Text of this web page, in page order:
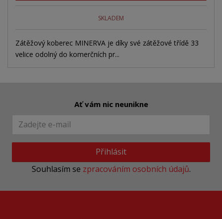
SKLADEM
Zátěžový koberec MINERVA je díky své zátěžové třídě 33
velice odolný do komerčních pr...
Ať vám nic neunikne
Přihlásit
Souhlasím se zpracováním osobních údajů.